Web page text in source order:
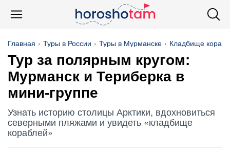
Главная Туры в России Туры в Мурманске Кладбище
Тур за полярным кругом:
Мурманск и Териберка в
мини-группе
Узнать историю столицы Арктики, вдохновиться
северными пляжами и увидеть «кладбище
кораблей»